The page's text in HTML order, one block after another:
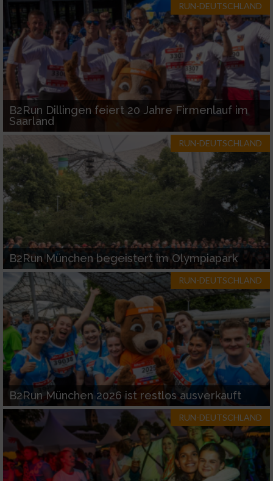
RUN-DEUTSCHLAND
B2Run Dillingen feiert 20 Jahre Firmenlauf im
Saarland
RUN-DEUTSCHLAND
B2Run München begeistert im Olympiapark
RUN-DEUTSCHLAND
B2Run München 2026 ist restlos ausverkauft
RUN-DEUTSCHLAND
Verwendung reduzierter Daten zur Auswahl
von Inhalten
IAB-Besonderheiten:
Verwendung genauer Standortdaten
Geräte anhand von aktiv angeforderten
Informationen identifizieren
Nicht-IAB-Verarbeitungszwecke:
Notwendig
Performance
Funktional
Werbung